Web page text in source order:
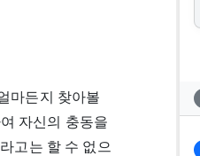
마든지 찾아볼
자신의 충동을
고는 할 수 없으